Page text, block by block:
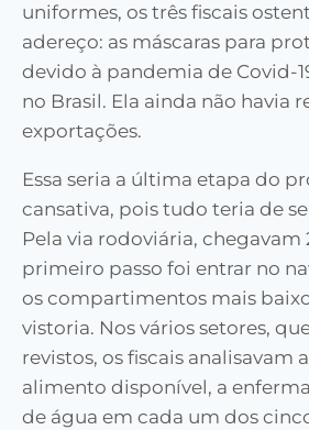
uniformes, os três fiscais
adereço: as máscaras para
devido à pandemia de Covid-
no Brasil. Ela ainda não havia
exportações.
Essa seria a última etapa do
cansativa, pois tudo teria de
Pela via rodoviária, chegavam
primeiro passo foi entrar no
os compartimentos mais
vistoria. Nos vários setores,
revistos, os fiscais analisavam
alimento disponível, a
de água em cada um dos